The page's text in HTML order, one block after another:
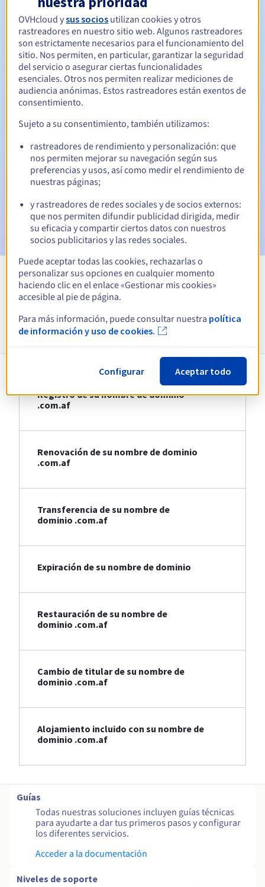
Período de renovación Entre 1 y 5 años
Período de redención
Notificaciones automáticas:
vencimiento
Email el día del vencimientopara notificar la suspensión
del nombre de dominio
Email tras el periodo de gracia de redenciónpara
notificar la eliminación del nombre de dominio
Ver todas las extensiones
Información sobre .com.af
Registro de su nombre de dominio
.com.af
Renovación de su nombre de dominio
.com.af
Transferencia de su nombre de
dominio .com.af
Expiración de su nombre de dominio
Restauración de su nombre de
dominio .com.af
Cambio de titular de su nombre de
dominio .com.af
Alojamiento incluido con su nombre de
dominio .com.af
Guías
Todas nuestras soluciones incluyen guías técnicas
para ayudarte a dar tus primeros pasos y configurar
los diferentes servicios.
Acceder a la documentación
Niveles de soporte
OVHcloud ysus socios utilizan cookies y otros
rastreadores en nuestro sitio web. Algunos rastreadores
son estrictamente necesarios para el funcionamiento del
sitio. Nos permiten, en particular, garantizar la seguridad
del servicio o asegurar ciertas funcionalidades
esenciales. Otros nos permiten realizar mediciones de
audiencia anónimas. Estos rastreadores están exentos de
consentimiento.
Sujeto a su consentimiento, también utilizamos:
rastreadores de rendimiento y personalización: que
nos permiten mejorar su navegación según sus
preferencias y usos, así como medir el rendimiento de
nuestras páginas;
y rastreadores de redes sociales y de socios externos:
que nos permiten difundir publicidad dirigida, medir
su eficacia y compartir ciertos datos con nuestros
socios publicitarios y las redes sociales.
Puede aceptar todas las cookies, rechazarlas o
personalizar sus opciones en cualquier momento
haciendo clic en el enlace «Gestionar mis cookies»
accesible al pie de página.
Para más información, puede consultar nuestra política
de información y uso de cookies.
Configurar Aceptar todo